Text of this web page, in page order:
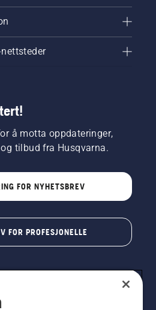
å motta oppdateringer,
tilbud fra Husqvarna.
FOR NYHETSBREV
FOR PROFESJONELLE